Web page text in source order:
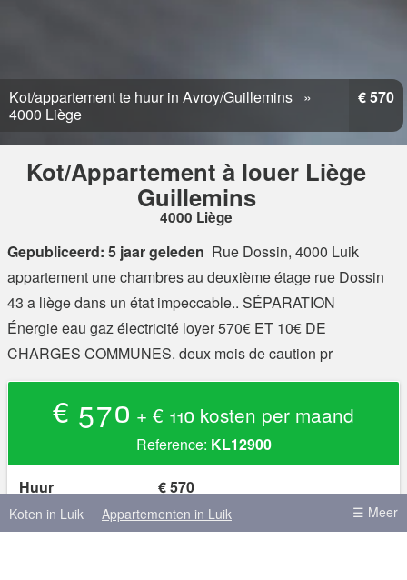
Koten in Luik Appartementen in Luik ☰ Meer
Kot/appartement te huur in Avroy/Guillemins
4000 Liège
€ 570
Kot/Appartement à louer Liège
Guillemins
4000 Liège
Gepubliceerd: 5 jaar geleden Rue Dossin, 4000 Luik
appartement une chambres au deuxième étage rue Dossin
43 a liège dans un état impeccable.. SÉPARATION
Énergie eau gaz électricité loyer 570€ ET 10€ DE
CHARGES COMMUNES. deux mois de caution pr
€ 570 + € 110 kosten per maand
Reference: KL12900
Huur
€ 570
Kosten
+ € 110 kosten per maand
Waarborg
€ 1.140